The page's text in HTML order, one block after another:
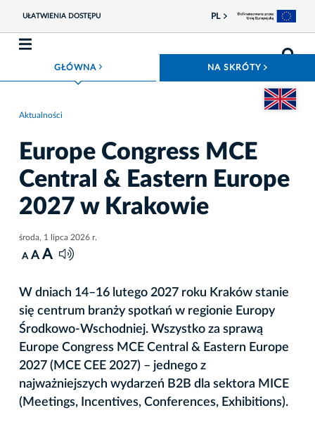
UŁATWIENIA DOSTĘPU PL
GŁÓWNAROZWIŃ MENU NA SKRÓTY
Przejdź do
Aktualności
Europe Congress MCE
Central & Eastern Europe
2027 w Krakowie
środa, 1 lipca 2026 r.
A A A
W dniach 14–16 lutego 2027 roku Kraków stanie
się centrum branży spotkań w regionie Europy
Środkowo-Wschodniej. Wszystko za sprawą
Europe Congress MCE Central & Eastern Europe
2027 (MCE CEE 2027) – jednego z
najważniejszych wydarzeń B2B dla sektora MICE
(Meetings, Incentives, Conferences, Exhibitions).